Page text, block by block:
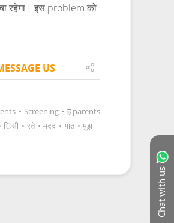
Chat with us
रहेगा। इस problem को
US
• Screening • ह parents
िसी • रते • मदद • गात • मुझ